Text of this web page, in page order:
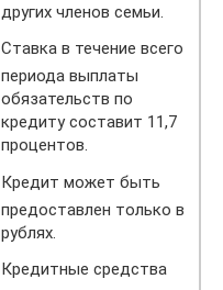
других членов семьи.
Ставка в течение всего
периода выплаты
обязательств по
кредиту составит 11,7
процентов.
Кредит может быть
предоставлен только в
рублях.
Кредитные средства